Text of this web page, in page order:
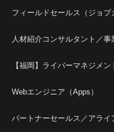
フィールドセールス（ジョ
人材紹介コンサルタント／事
【福岡】ライバーマネジメン
Webエンジニア（Apps）
パートナーセールス／アライ